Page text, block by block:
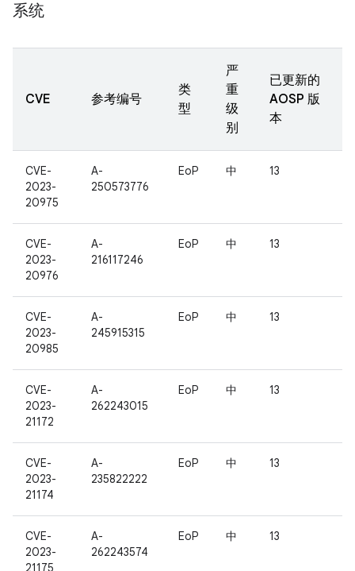
系统
CVE 参考编号
类
型
严
重
级
别
已更新的
AOSP 版
本
CVE-
2023-
20975
A-
250573776
EoP 中 13
CVE-
2023-
20976
A-
216117246
EoP 中 13
CVE-
2023-
20985
A-
245915315
EoP 中 13
CVE-
2023-
21172
A-
262243015
EoP 中 13
CVE-
2023-
21174
A-
235822222
EoP 中 13
CVE-
2023-
21175
A-
262243574
EoP 中 13